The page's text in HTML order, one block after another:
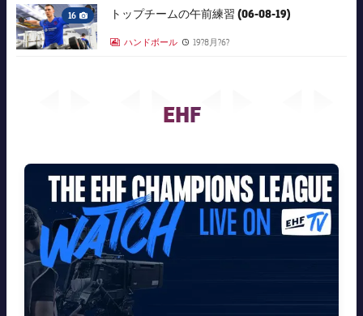
FC Barcelona club badge
16
Camera icon
トップチームの午前練習 (06-08-19)
LABEL.ARIA.GALLERY
ハンドボール Published news
19?8月?6?
EHF
FC Barcelona club badge